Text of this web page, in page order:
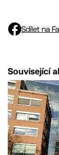
Sdílet na
Související